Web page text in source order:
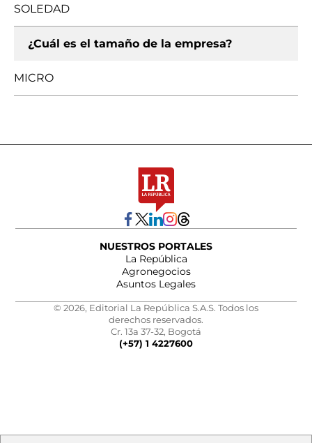
SOLEDAD
¿Cuál es el tamaño de la empresa?
MICRO
NUESTROS PORTALES
La República
Agronegocios
Asuntos Legales
© 2026, Editorial La República S.A.S. Todos los
derechos reservados.
Cr. 13a 37-32, Bogotá
(+57) 1 4227600